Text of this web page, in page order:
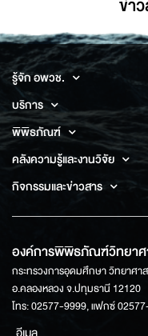
ข่า
รู้จัก อพวช.
บริการ
พิพิธภัณฑ์
คลังความรู้และงานวิจัย
กิจกรรมและข่าวสาร
องค์การพิพิธภัณฑ์วิทยาศ
กระทรวงการอุดมศึกษา วิทยาศา
อ.คลองหลวง จ.ปทุมธานี 12120
โทร: 02577-9999, แฟกซ์